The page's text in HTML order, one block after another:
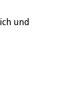
und